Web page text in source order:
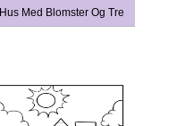
Hus Med Blomster Og Tre